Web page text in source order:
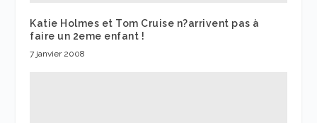
Katie Holmes et Tom Cruise n?arrivent pas à
faire un 2eme enfant !
7 janvier 2008